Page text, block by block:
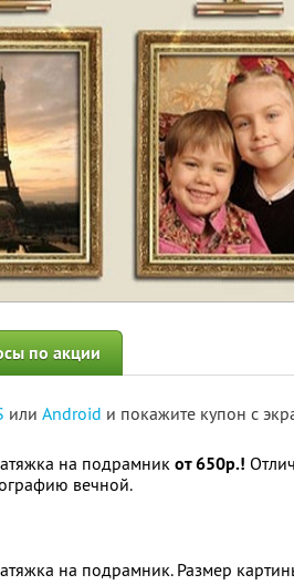
по акции
или Android и покажите купон с
на подрамникот 650р.!
вечной.
на подрамник. Размер